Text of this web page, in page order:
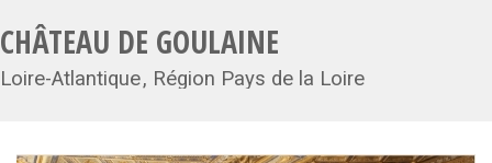
CHÂTEAU DE GOULAINE
Loire-Atlantique Région Pays de la Loire